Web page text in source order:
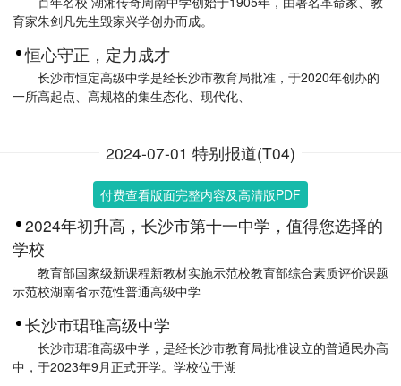
育家朱剑凡先生毁家兴学创办而成。
恒心守正，定力成才
长沙市恒定高级中学是经长沙市教育局批准，于2020年创办的
一所高起点、高规格的集生态化、现代化、
2024-07-01 特别报道(T04)
付费查看版面完整内容及高清版PDF
2024年初升高，长沙市第十一中学，值得您选择的
学校
教育部国家级新课程新教材实施示范校教育部综合素质评价课题
示范校湖南省示范性普通高级中学
长沙市珺琟高级中学
长沙市珺琟高级中学，是经长沙市教育局批准设立的普通民办高
中，于2023年9月正式开学。学校位于湖